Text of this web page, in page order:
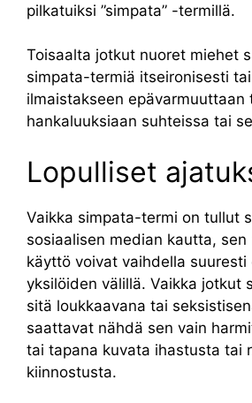
pilkatuiksi ”simpata” -termillä.
Toisaalta jotkut nuoret miehet
simpata-termiä itseironisesti
ilmaistakseen epävarmuuttaan
hankaluuksiaan suhteissa tai
Lopulliset
Vaikka simpata-termi on tullut
sosiaalisen median kautta, sen
käyttö voivat vaihdella suuresti
yksilöiden välillä. Vaikka jotkut
sitä loukkaavana tai
saattavat nähdä sen vain
tai tapana kuvata ihastusta tai
kiinnostusta.